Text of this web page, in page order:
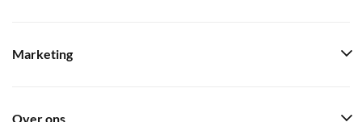
Marketing
Over ons